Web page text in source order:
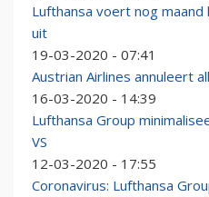
Lufthansa voert nog
uit
19-03-2020 - 07:41
Austrian Airlines annuleert
16-03-2020 - 14:39
Lufthansa Group
VS
12-03-2020 - 17:55
Coronavirus: Lufthansa